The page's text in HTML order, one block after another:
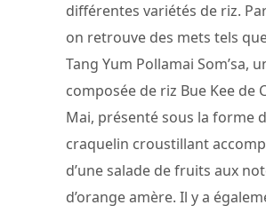
différentes variétés de riz.
on retrouve des mets tels
Tang Yum Pollamai Som’sa,
composée de riz Bue Kee de
Mai, présenté sous la forme
craquelin croustillant
d’une salade de fruits aux
d’orange amère. Il y a